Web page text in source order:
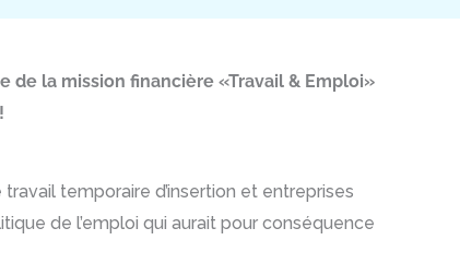
de la mission financière «Travail & Emploi»
temporaire d’insertion et entreprises
de l’emploi qui aurait pour conséquence